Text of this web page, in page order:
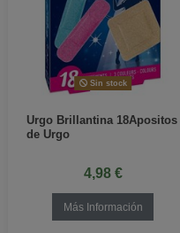
Sin stock
Urgo Brillantina 18Apositos
de Urgo
4,98 €
Más Información